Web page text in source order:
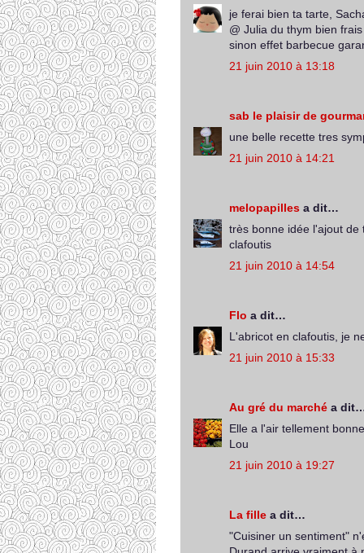
je ferai bien ta tarte,
@ Julia du thym bien
sinon effet barbecue
21 juin 2010 à 13:18
sab le plaisir de
une belle recette tres
21 juin 2010 à 14:21
melopapilles a dit…
très bonne idée l'ajout
clafoutis
21 juin 2010 à 14:54
Flo a dit…
L'abricot en clafoutis, je
21 juin 2010 à 15:33
Au gré du marché a
Elle a l'air tellement
Lou
21 juin 2010 à 19:27
La fille a dit…
"Cuisiner un sentiment"